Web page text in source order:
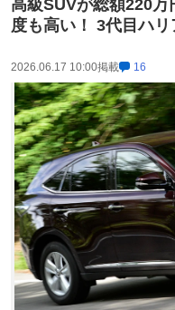
高級SUVが総額220
度も高い！ 3代目ハ
2026.06.17 10:00掲載 16